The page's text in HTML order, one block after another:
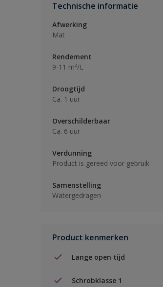
Technische informatie
Afwerking
Mat
Rendement
9-11 m²/L
Droogtijd
Ca. 1 uur
Overschilderbaar
Ca. 6 uur
Verdunning
Product is gereed voor gebruik
Samenstelling
Watergedragen
Product kenmerken
Lange open tijd
Schrobklasse 1